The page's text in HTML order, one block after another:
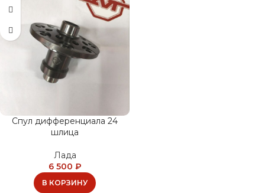
Спул дифференциала 24
шлица
Лада
6 500 ₽
В КОРЗИНУ